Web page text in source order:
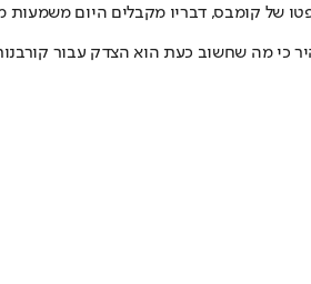
של קומבס, דבריו מקבלים היום משמעות
כי מה שחשוב כעת הוא הצדק עבור